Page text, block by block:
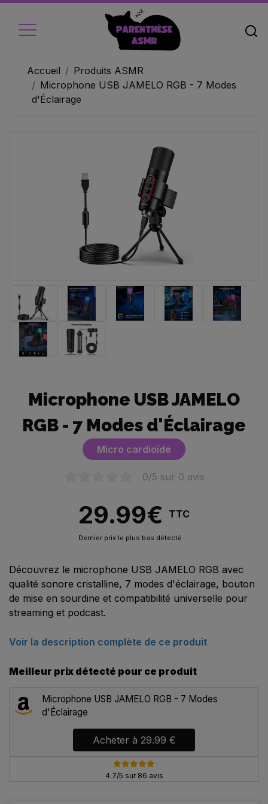
Accueil
Produits ASMR
Microphone USB JAMELO RGB - 7 Modes
d'Éclairage
Microphone USB JAMELO
RGB - 7 Modes d'Éclairage
Micro cardioïde
0/5 sur 0 avis
29.99€ TTC
Dernier prix le plus bas détecté
Découvrez le microphone USB JAMELO RGB avec
qualité sonore cristalline, 7 modes d'éclairage, bouton
de mise en sourdine et compatibilité universelle pour
streaming et podcast.
Voir la description complète de ce produit
Meilleur prix détecté pour ce produit
Microphone USB JAMELO RGB - 7 Modes
d'Éclairage
Acheter à 29.99 €
4.7/5 sur 86 avis